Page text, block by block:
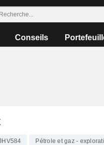
Conseils
Pétrole et gaz -